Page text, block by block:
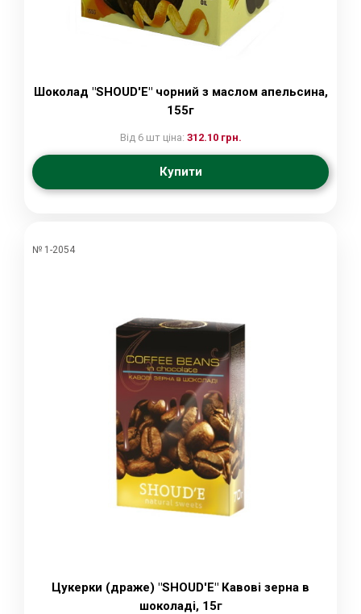
Шоколад "SHOUD'E" чорний з маслом апельсина,
155г
Від 6 шт ціна: 312.10 грн.
Купити
№ 1-2054
Цукерки (драже) "SHOUD'E" Кавові зерна в
шоколаді, 15г